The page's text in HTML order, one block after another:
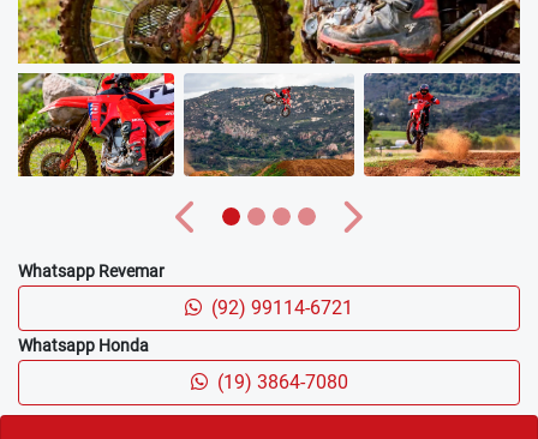
Anterior Próximo
Whatsapp Revemar
(92) 99114-6721
Whatsapp Honda
(19) 3864-7080